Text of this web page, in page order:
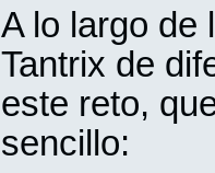
A lo largo de
Tantrix de
este reto,
sencillo: